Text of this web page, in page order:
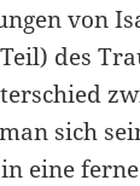
von
des
sich
eine